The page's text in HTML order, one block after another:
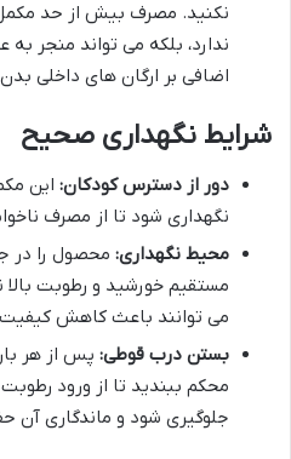
نکنید. مصرف بیش از حد
ندارد، بلکه می تواند منجر به
اضافی بر ارگان های داخلی
شرایط نگهداری صحیح
دور از دسترس کودکان: این
نگهداری شود تا از مصرف
محیط نگهداری: محصول را در
مستقیم خورشید و رطوبت
می توانند باعث کاهش
بستن درب قوطی: پس از هر
محکم ببندید تا از ورود
جلوگیری شود و ماندگاری آن